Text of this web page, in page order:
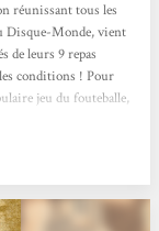
réunissant tous les
Disque-Monde, vient
de leurs 9 repas
conditions ! Pour
jeu du fouteballe,
travailleurs des